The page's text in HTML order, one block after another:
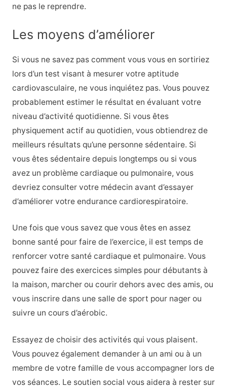
ne pas le reprendre.
Les moyens d’améliorer
Si vous ne savez pas comment vous vous en sortiriez
lors d’un test visant à mesurer votre aptitude
cardiovasculaire, ne vous inquiétez pas. Vous pouvez
probablement estimer le résultat en évaluant votre
niveau d’activité quotidienne. Si vous êtes
physiquement actif au quotidien, vous obtiendrez de
meilleurs résultats qu’une personne sédentaire. Si
vous êtes sédentaire depuis longtemps ou si vous
avez un problème cardiaque ou pulmonaire, vous
devriez consulter votre médecin avant d’essayer
d’améliorer votre endurance cardiorespiratoire.
Une fois que vous savez que vous êtes en assez
bonne santé pour faire de l’exercice, il est temps de
renforcer votre santé cardiaque et pulmonaire. Vous
pouvez faire des exercices simples pour débutants à
la maison, marcher ou courir dehors avec des amis, ou
vous inscrire dans une salle de sport pour nager ou
suivre un cours d’aérobic.
Essayez de choisir des activités qui vous plaisent.
Vous pouvez également demander à un ami ou à un
membre de votre famille de vous accompagner lors de
vos séances. Le soutien social vous aidera à rester sur